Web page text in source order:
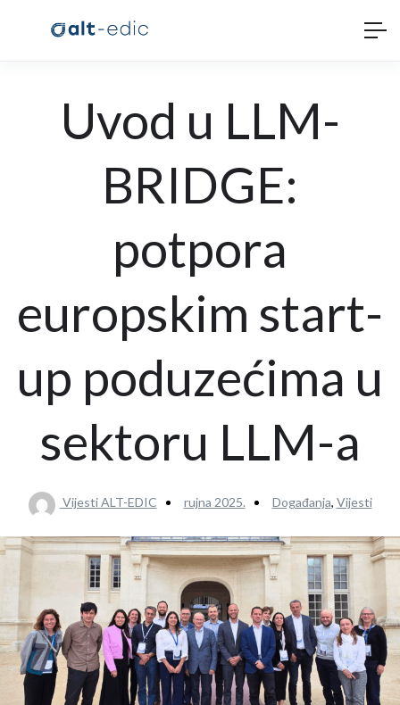
Uvod u LLM-
BRIDGE:
potpora
europskim start-
up poduzećima u
sektoru LLM-a
Vijesti ALT-EDIC rujna 2025. Događanja, Vijesti